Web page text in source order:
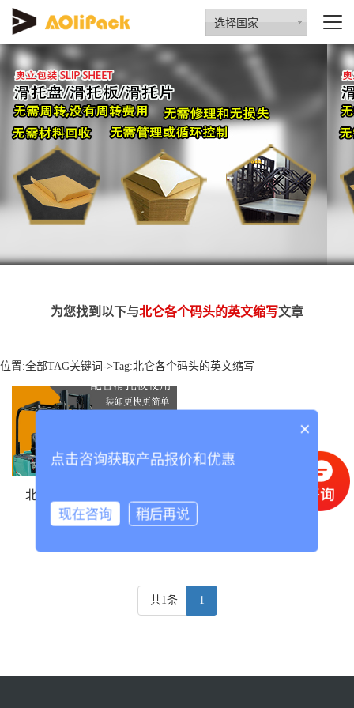
选择国家
为您找到以下与北仑各个码头的英文缩写文章
位置:全部TAG关键词 ->Tag:北仑各个码头的英文缩写
北仑各个码头的英文缩写
共1条 1
×
点击咨询获取产品报价和优惠
现在咨询 稍后再说